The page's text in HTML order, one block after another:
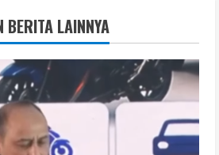
BERITA LAINNYA